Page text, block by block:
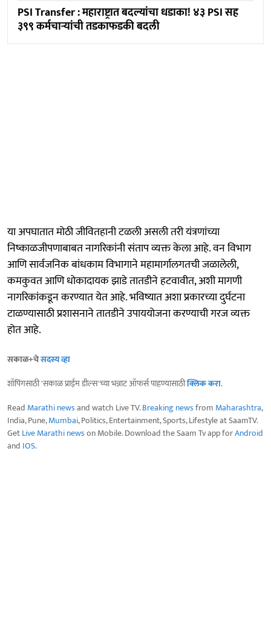
PSI Transfer : महाराष्ट्रात बदल्यांचा धडाका! ४३ PSI सह
३९९ कर्मचाऱ्यांची तडकाफडकी बदली
या अपघातात मोठी जीवितहानी टळली असली तरी यंत्रणांच्या
निष्काळजीपणाबाबत नागरिकांनी संताप व्यक्त केला आहे. वन विभाग
आणि सार्वजनिक बांधकाम विभागाने महामार्गालगतची जळालेली,
कमकुवत आणि धोकादायक झाडे तातडीने हटवावीत, अशी मागणी
नागरिकांकडून करण्यात येत आहे. भविष्यात अशा प्रकारच्या दुर्घटना
टाळण्यासाठी प्रशासनाने तातडीने उपाययोजना करण्याची गरज व्यक्त
होत आहे.
सकाळ+चेसदस्य व्हा
शॉपिंगसाठी 'सकाळ प्राईम डील्स'च्या भन्नाट ऑफर्स पाहण्यासाठीक्लिक करा.
Read Marathi newsand watch Live TV.Breaking newsfrom Maharashtra,
India, Pune,Mumbai, Politics, Entertainment, Sports, Lifestyle at SaamTV.
GetLive Marathi newson Mobile. Download the Saam Tv app forAndroid
and IOS.